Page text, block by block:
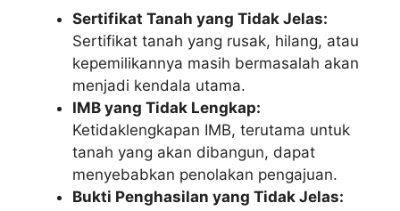
Sertifikat Tanah yang Tidak Jelas:
Sertifikat tanah yang rusak, hilang, atau
kepemilikannya masih bermasalah akan
menjadi kendala utama.
IMB yang Tidak Lengkap:
Ketidaklengkapan IMB, terutama untuk
tanah yang akan dibangun, dapat
menyebabkan penolakan pengajuan.
Bukti Penghasilan yang Tidak Jelas: